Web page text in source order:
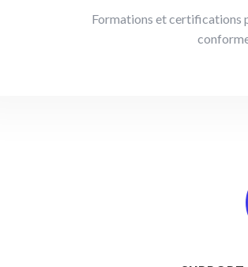
Formations et certifications